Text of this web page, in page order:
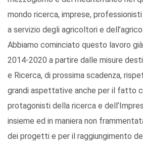
mondo ricerca, imprese,
a servizio degli agricoltori e
Abbiamo cominciato questo lavoro
2014-2020 a partire dalle misure
e Ricerca, di prossima scadenza,
grandi aspettative anche per il fatto
protagonisti della ricerca e
insieme ed in maniera non
dei progetti e per il raggiungimento